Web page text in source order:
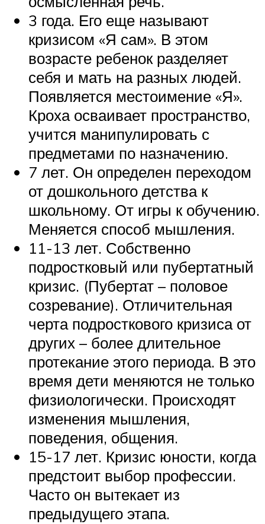
3 года. Его еще называют
кризисом «Я сам». В этом
возрасте ребенок разделяет
себя и мать на разных людей.
Появляется местоимение «Я».
Кроха осваивает пространство,
учится манипулировать с
предметами по назначению.
7 лет. Он определен переходом
от дошкольного детства к
школьному. От игры к обучению.
Меняется способ мышления.
11-13 лет. Собственно
подростковый или пубертатный
кризис. (Пубертат – половое
созревание). Отличительная
черта подросткового кризиса от
других – более длительное
протекание этого периода. В это
время дети меняются не только
физиологически. Происходят
изменения мышления,
поведения, общения.
15-17 лет. Кризис юности, когда
предстоит выбор профессии.
Часто он вытекает из
предыдущего этапа.